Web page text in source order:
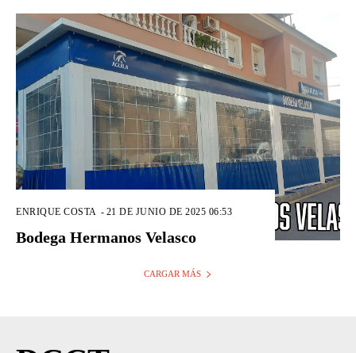
ENRIQUE COSTA - 21 DE JUNIO DE 2025 06:53
Bodega Hermanos Velasco
CARGAR MÁS